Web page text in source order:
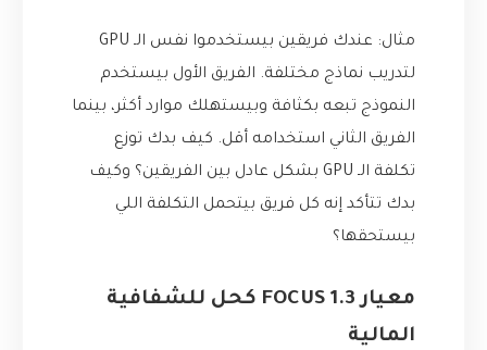
مثال: عندك فريقين بيستخدموا نفس الـ GPU
لتدريب نماذج مختلفة. الفريق الأول بيستخدم
النموذج تبعه بكثافة وبيستهلك موارد أكثر، بينما
الفريق الثاني استخدامه أقل. كيف بدك توزع
تكلفة الـ GPU بشكل عادل بين الفريقين؟ وكيف
بدك تتأكد إنه كل فريق بيتحمل التكلفة اللي
بيستحقها؟
معيار FOCUS 1.3 كحل للشفافية
المالية